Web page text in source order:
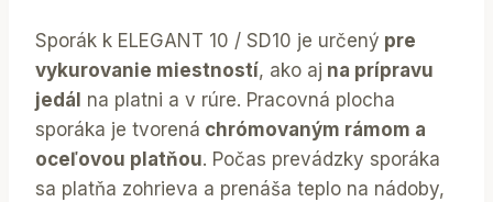
Sporák k ELEGANT 10 / SD10 je určený pre
vykurovanie miestností, ako aj na prípravu
jedál na platni a v rúre. Pracovná plocha
sporáka je tvorená chrómovaným rámom a
oceľovou platňou. Počas prevádzky sporáka
sa platňa zohrieva a prenáša teplo na nádoby,